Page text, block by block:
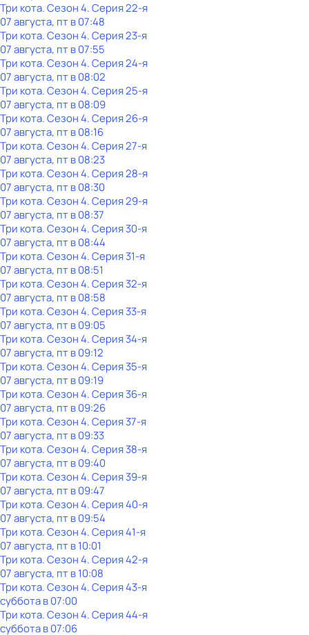
Три кота. Сезон 4. Серия 22-я
07 августа, пт в 07:48
Три кота. Сезон 4. Серия 23-я
07 августа, пт в 07:55
Три кота. Сезон 4. Серия 24-я
07 августа, пт в 08:02
Три кота. Сезон 4. Серия 25-я
07 августа, пт в 08:09
Три кота. Сезон 4. Серия 26-я
07 августа, пт в 08:16
Три кота. Сезон 4. Серия 27-я
07 августа, пт в 08:23
Три кота. Сезон 4. Серия 28-я
07 августа, пт в 08:30
Три кота. Сезон 4. Серия 29-я
07 августа, пт в 08:37
Три кота. Сезон 4. Серия 30-я
07 августа, пт в 08:44
Три кота. Сезон 4. Серия 31-я
07 августа, пт в 08:51
Три кота. Сезон 4. Серия 32-я
07 августа, пт в 08:58
Три кота. Сезон 4. Серия 33-я
07 августа, пт в 09:05
Три кота. Сезон 4. Серия 34-я
07 августа, пт в 09:12
Три кота. Сезон 4. Серия 35-я
07 августа, пт в 09:19
Три кота. Сезон 4. Серия 36-я
07 августа, пт в 09:26
Три кота. Сезон 4. Серия 37-я
07 августа, пт в 09:33
Три кота. Сезон 4. Серия 38-я
07 августа, пт в 09:40
Три кота. Сезон 4. Серия 39-я
07 августа, пт в 09:47
Три кота. Сезон 4. Серия 40-я
07 августа, пт в 09:54
Три кота. Сезон 4. Серия 41-я
07 августа, пт в 10:01
Три кота. Сезон 4. Серия 42-я
07 августа, пт в 10:08
Три кота. Сезон 4. Серия 43-я
субботав07:00
Три кота. Сезон 4. Серия 44-я
субботав07:06